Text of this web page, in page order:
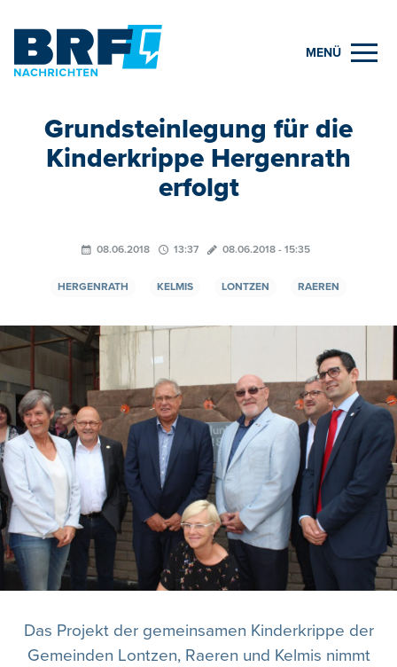
MENÜ
Grundsteinlegung für die
Kinderkrippe Hergenrath
erfolgt
08.06.2018 13:37 08.06.2018 - 15:35
HERGENRATH KELMIS LONTZEN RAEREN
Das Projekt der gemeinsamen Kinderkrippe der
Gemeinden Lontzen, Raeren und Kelmis nimmt